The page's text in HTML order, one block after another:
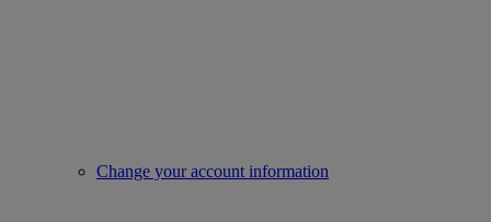
Change your account information